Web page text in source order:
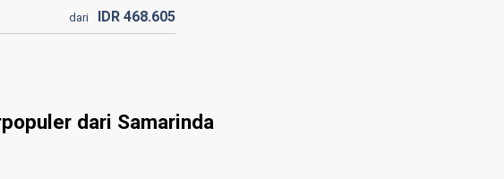
dari IDR468.605
dari Samarinda